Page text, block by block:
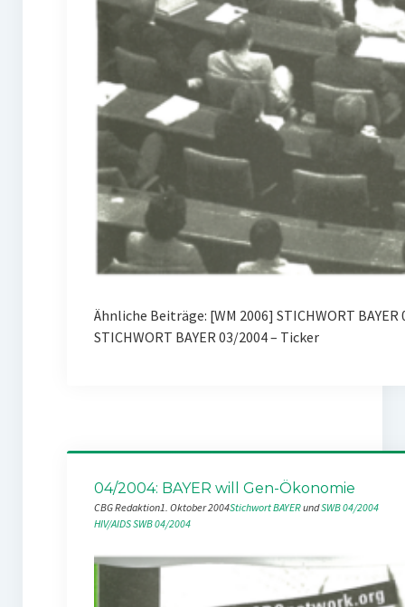
Ähnliche Beiträge: [WM 2006] STICHWORT
STICHWORT BAYER 03/2004 – Ticker
04/2004: BAYER will Gen-Ökonomie
CBG Redaktion1. Oktober 2004Stichwort BAYER und SWB 04/2004
HIV/AIDSSWB 04/2004